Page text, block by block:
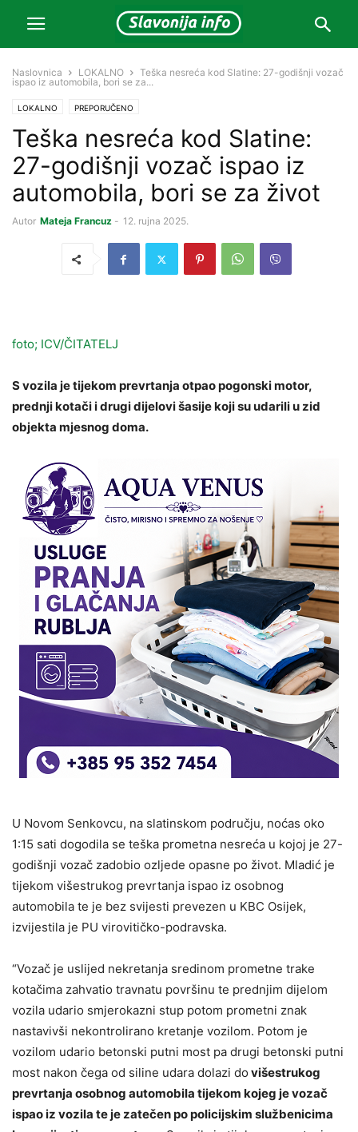
Naslovnica LOKALNO
Teška nesreća kod Slatine: 27-godišnji vozač
ispao iz automobila, bori se za...
LOKALNO PREPORUČENO
Teška nesreća kod Slatine:
27-godišnji vozač ispao iz
automobila, bori se za život
Autor Mateja Francuz - 12. rujna 2025.
foto; ICV/ČITATELJ
S vozila je tijekom prevrtanja otpao pogonski motor,
prednji kotači i drugi dijelovi šasije koji su udarili u zid
objekta mjesnog doma.
U Novom Senkovcu, na slatinskom području, noćas oko
1:15 sati dogodila se teška prometna nesreća u kojoj je 27-
godišnji vozač zadobio ozljede opasne po život. Mladić je
tijekom višestrukog prevrtanja ispao iz osobnog
automobila te je bez svijesti prevezen u KBC Osijek,
izvijestila je PU virovitičko-podravska.
“Vozač je uslijed nekretanja sredinom prometne trake
kotačima zahvatio travnatu površinu te prednjim dijelom
vozila udario smjerokazni stup potom prometni znak
nastavivši nekontrolirano kretanje vozilom. Potom je
vozilom udario betonski putni most pa drugi betonski putni
most nakon čega od siline udara dolazi do višestrukog
prevrtanja osobnog automobila tijekom kojeg je vozač
ispao iz vozila te je zatečen po policijskim službenicima